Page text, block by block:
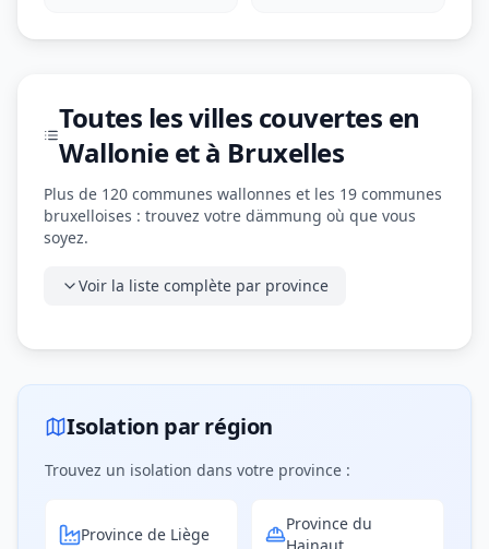
Toutes les villes couvertes en
Wallonie et à Bruxelles
Plus de 120 communes wallonnes et les 19 communes
bruxelloises : trouvez votre dämmung où que vous
soyez.
Voir la liste complète par province
Isolation par région
Trouvez un isolation dans votre province :
Province de Liège
Province du